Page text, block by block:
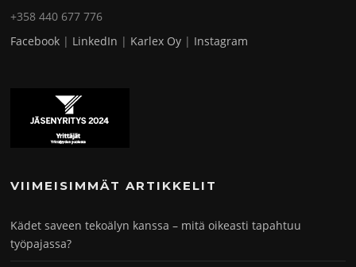
+358 440 677 776
Facebook | LinkedIn | Karlex Oy | Instagram
VIIMEISIMMÄT ARTIKKELIT
Kädet saveen tekoälyn kanssa – mitä oikeasti tapahtuu
työpajassa?